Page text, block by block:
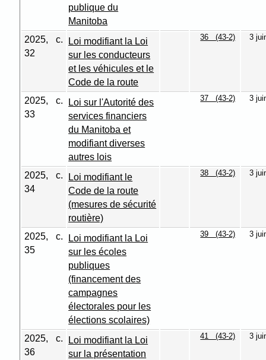
publique du
Manitoba
2025, c.
32
Loi modifiant la Loi
sur les conducteurs
et les véhicules et le
Code de la route
36 (43-2) 3
2025, c.
33
Loi sur l'Autorité des
services financiers
du Manitoba et
modifiant diverses
autres lois
37 (43-2) 3
2025, c.
34
Loi modifiant le
Code de la route
(mesures de sécurité
routière)
38 (43-2) 3
2025, c.
35
Loi modifiant la Loi
sur les écoles
publiques
(financement des
campagnes
électorales pour les
élections scolaires)
39 (43-2) 3
2025, c.
36
Loi modifiant la Loi
sur la présentation
41 (43-2) 3